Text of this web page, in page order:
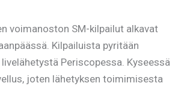
voimanoston SM-kilpailut alkavat
Kilpailuista pyritään
Periscopessa. Kyseessä
joten lähetyksen toimimisesta